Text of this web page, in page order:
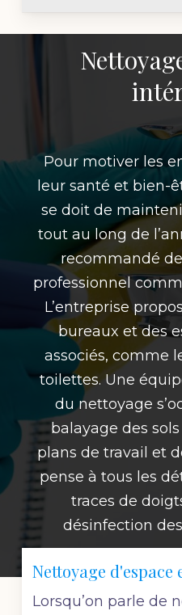
Pour motiver les
leur santé et bien-
se doit de
tout au long de
recommandé
professionnel
L’entreprise
bureaux et des
associés, comme
toilettes. Une
du nettoyage
balayage des
plans de travail et
pense à tous les
traces de
désinfection
Nettoyage d'espace
Lorsqu’on parle de